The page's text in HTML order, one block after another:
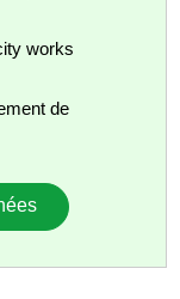
works
de